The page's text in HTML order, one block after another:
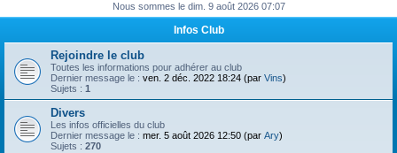
h
Nous sommes le dim. 9 août 2026 07:07
Infos Club
Rejoindre le club
Toutes les informations pour adhérer au club
Dernier message le : ven. 2 déc. 2022 18:24 (par Vins)
Sujets : 1
Divers
Les infos officielles du club
Dernier message le : mer. 5 août 2026 12:50 (par Ary)
Sujets : 270